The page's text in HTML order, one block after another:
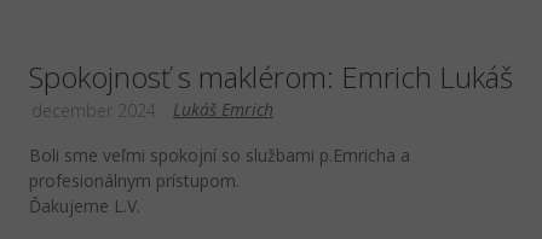
Spokojnosť s maklérom: Emrich Lukáš
Lukáš Emrich
december 2024
Boli sme veľmi spokojní so službami p.Emricha a
profesionálnym prístupom.
Ďakujeme L.V.